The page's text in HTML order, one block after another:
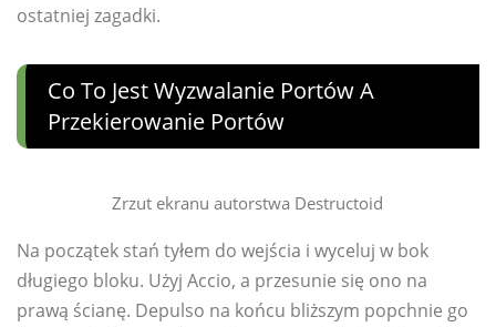
ostatniej zagadki.
Co To Jest Wyzwalanie Portów A
Przekierowanie Portów
Zrzut ekranu autorstwa Destructoid
Na początek stań tyłem do wejścia i wyceluj w bok
długiego bloku. Użyj Accio, a przesunie się ono na
prawą ścianę. Depulso na końcu bliższym popchnie go